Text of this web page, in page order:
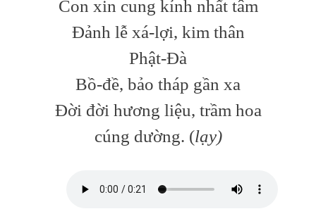
Con xin cung kỉnh nhất tâm
Đảnh lễ xá-lợi, kim thân
Phật-Đà
Bồ-đề, bảo tháp gần xa
Đời đời hương liệu, trầm hoa
cúng dường. (lạy)